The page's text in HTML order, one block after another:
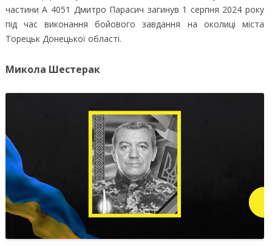
частини А 4051 Дмитро Парасич загинув 1 серпня 2024 року
під час виконання бойового завдання на околиці міста
Торецьк Донецької області.
Микола Шестерак